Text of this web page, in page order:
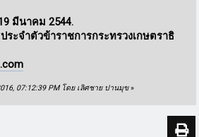
มีนาคม 2544.
ระจำตัวข้าราชการกระทรวงเกษตราธิ
07:12:39 PM โดย เลิศชาย ปานมุข»